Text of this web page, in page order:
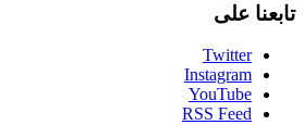
تابعنا على
Twitter
Instagram
YouTube
RSS Feed